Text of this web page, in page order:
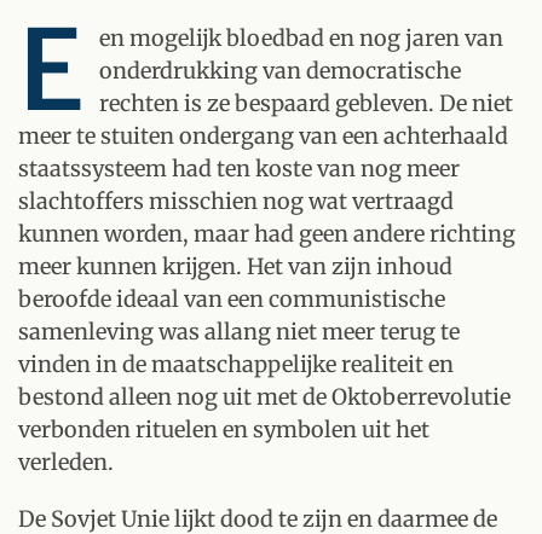
E
en mogelijk bloedbad en nog jaren van
onderdrukking van democratische
rechten is ze bespaard gebleven. De niet
meer te stuiten ondergang van een achterhaald
staatssysteem had ten koste van nog meer
slachtoffers misschien nog wat vertraagd
kunnen worden, maar had geen andere richting
meer kunnen krijgen. Het van zijn inhoud
beroofde ideaal van een communistische
samenleving was allang niet meer terug te
vinden in de maatschappelijke realiteit en
bestond alleen nog uit met de Oktoberrevolutie
verbonden rituelen en symbolen uit het
verleden.
De Sovjet Unie lijkt dood te zijn en daarmee de